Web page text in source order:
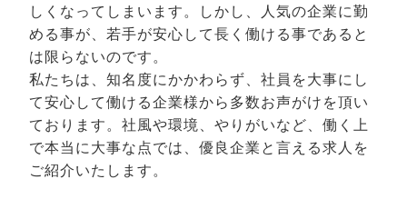
しくなってしまいます。しかし、人気の企業に勤
める事が、若手が安心して長く働ける事であると
は限らないのです。
私たちは、知名度にかかわらず、社員を大事にし
て安心して働ける企業様から多数お声がけを頂い
ております。社風や環境、やりがいなど、働く上
で本当に大事な点では、優良企業と言える求人を
ご紹介いたします。